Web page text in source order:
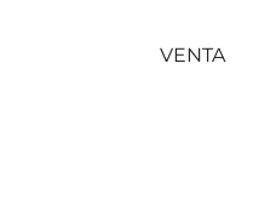
VENTA